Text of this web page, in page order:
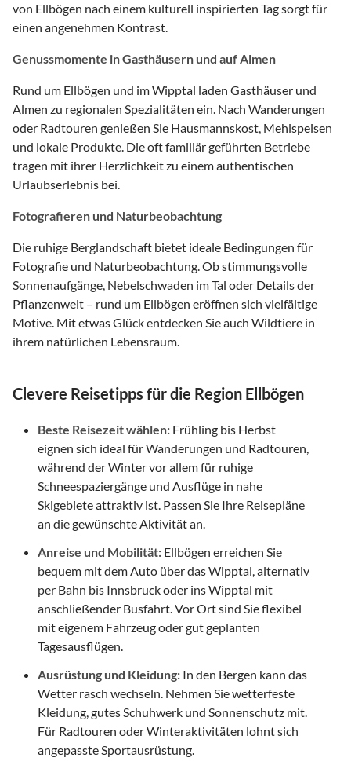
von Ellbögen nach einem kulturell inspirierten Tag sorgt für
einen angenehmen Kontrast.
Genussmomente in Gasthäusern und auf Almen
Rund um Ellbögen und im Wipptal laden Gasthäuser und
Almen zu regionalen Spezialitäten ein. Nach Wanderungen
oder Radtouren genießen Sie Hausmannskost, Mehlspeisen
und lokale Produkte. Die oft familiär geführten Betriebe
tragen mit ihrer Herzlichkeit zu einem authentischen
Urlaubserlebnis bei.
Fotografieren und Naturbeobachtung
Die ruhige Berglandschaft bietet ideale Bedingungen für
Fotografie und Naturbeobachtung. Ob stimmungsvolle
Sonnenaufgänge, Nebelschwaden im Tal oder Details der
Pflanzenwelt – rund um Ellbögen eröffnen sich vielfältige
Motive. Mit etwas Glück entdecken Sie auch Wildtiere in
ihrem natürlichen Lebensraum.
Clevere Reisetipps für die Region Ellbögen
Beste Reisezeit wählen: Frühling bis Herbst
eignen sich ideal für Wanderungen und Radtouren,
während der Winter vor allem für ruhige
Schneespaziergänge und Ausflüge in nahe
Skigebiete attraktiv ist. Passen Sie Ihre Reisepläne
an die gewünschte Aktivität an.
Anreise und Mobilität: Ellbögen erreichen Sie
bequem mit dem Auto über das Wipptal, alternativ
per Bahn bis Innsbruck oder ins Wipptal mit
anschließender Busfahrt. Vor Ort sind Sie flexibel
mit eigenem Fahrzeug oder gut geplanten
Tagesausflügen.
Ausrüstung und Kleidung: In den Bergen kann das
Wetter rasch wechseln. Nehmen Sie wetterfeste
Kleidung, gutes Schuhwerk und Sonnenschutz mit.
Für Radtouren oder Winteraktivitäten lohnt sich
angepasste Sportausrüstung.